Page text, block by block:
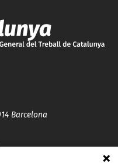
Barcelona